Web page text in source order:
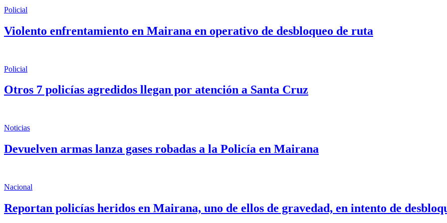
Policial
Violento enfrentamiento en Mairana en operativo de desbloqueo de ruta
Policial
Otros 7 policías agredidos llegan por atención a Santa Cruz
Noticias
Devuelven armas lanza gases robadas a la Policía en Mairana
Nacional
Reportan policías heridos en Mairana, uno de ellos de gravedad, en intento de